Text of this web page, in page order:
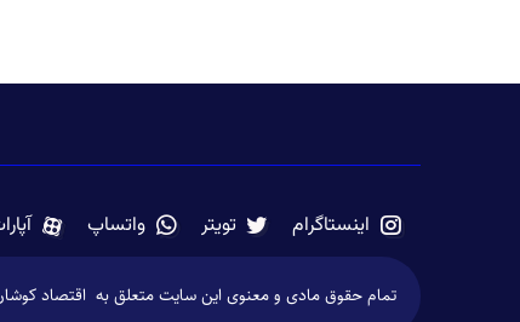
اینستاگرام تویتر واتساپ
تمام حقوق مادی و معنوی این سایت متعلق به اقتصاد